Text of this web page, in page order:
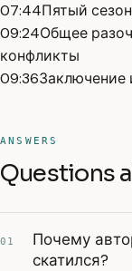
07:44Пятый
09:24Общее
конфликты
09:36Заключение
ANSWERS
Questions
01
Почему
скатился?